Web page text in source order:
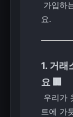
가입하
요.
1. 거래
요 🏢
우리가
트에 가